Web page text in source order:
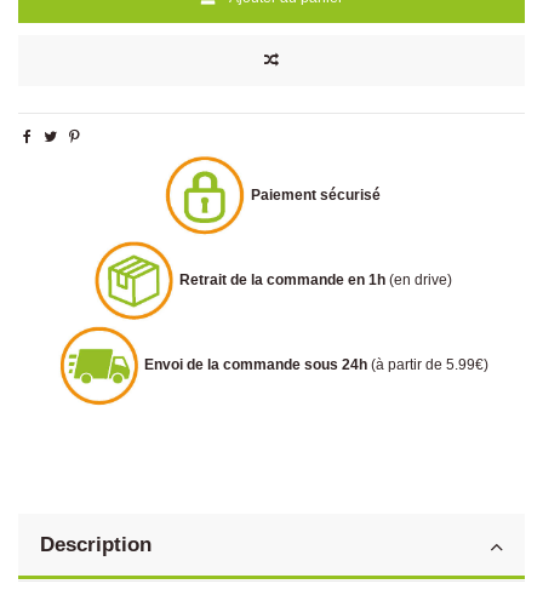
Paiement sécurisé
Retrait de la commande en 1h (en drive)
Envoi de la commande sous 24h (à partir de 5.99€)
Description